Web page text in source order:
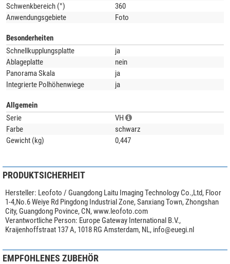
Schwenkbereich (°)
360
Anwendungsgebiete
Foto
Besonderheiten
Schnellkupplungsplatte
ja
Ablageplatte
nein
Panorama Skala
ja
Integrierte Polhöhenwiege
ja
Allgemein
Serie
VH
Farbe
schwarz
Gewicht (kg)
0,447
PRODUKTSICHERHEIT
Hersteller: Leofoto / Guangdong Laitu Imaging Technology Co.,Ltd, Floor
1-4,No.6 Weiye Rd Pingdong Industrial Zone, Sanxiang Town, Zhongshan
City, Guangdong Povince, CN, www.leofoto.com
Verantwortliche Person: Europe Gateway International B.V.,
Kraijenhoffstraat 137 A, 1018 RG Amsterdam, NL, info@euegi.nl
EMPFOHLENES ZUBEHÖR